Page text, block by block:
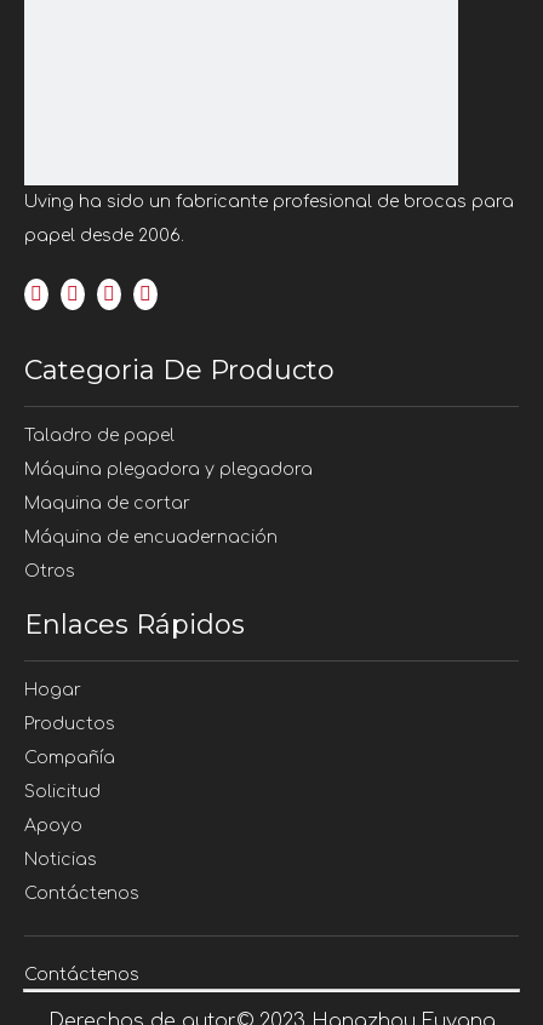
Uving ha sido un fabricante profesional de brocas para
papel desde 2006.
Categoria De Producto
Taladro de papel
Máquina plegadora y plegadora
Maquina de cortar
Máquina de encuadernación
Otros
Enlaces Rápidos
Hogar
Productos
Compañía
Solicitud
Apoyo
Noticias
Contáctenos
Contáctenos